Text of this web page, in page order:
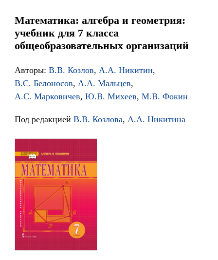
Математика: алгебра и геометрия:
учебник для 7 класса
общеобразовательных организаций
Авторы: В.В. Козлов, А.А. Никитин,
В.С. Белоносов, А.А. Мальцев,
А.С. Марковичев, Ю.В. Михеев, М.В. Фокин
Под редакцией В.В. Козлова, А.А. Никитина